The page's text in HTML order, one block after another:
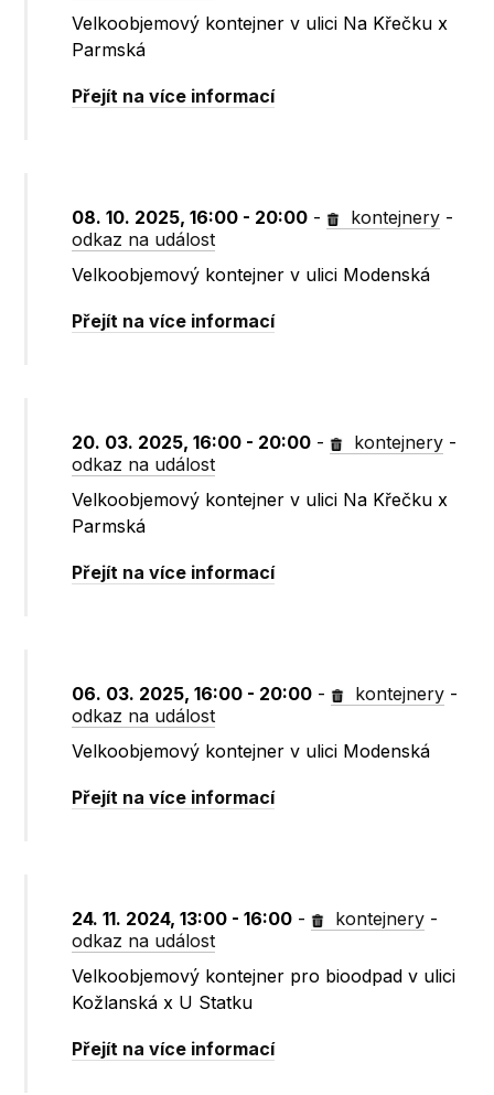
Velkoobjemový kontejner v ulici Na Křečku x
Parmská
Přejít na více informací
08. 10. 2025, 16:00 - 20:00 - kontejnery -
odkaz na událost
Velkoobjemový kontejner v ulici Modenská
Přejít na více informací
20. 03. 2025, 16:00 - 20:00 - kontejnery -
odkaz na událost
Velkoobjemový kontejner v ulici Na Křečku x
Parmská
Přejít na více informací
06. 03. 2025, 16:00 - 20:00 - kontejnery -
odkaz na událost
Velkoobjemový kontejner v ulici Modenská
Přejít na více informací
24. 11. 2024, 13:00 - 16:00 - kontejnery -
odkaz na událost
Velkoobjemový kontejner pro bioodpad v ulici
Kožlanská x U Statku
Přejít na více informací